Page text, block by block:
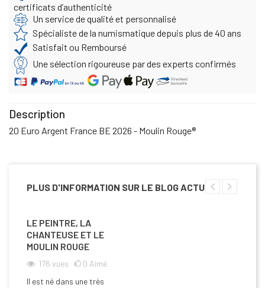
certificats d’authenticité
Un service de qualité et personnalisé
Spécialiste de la numismatique depuis plus de 40 ans
Satisfait ou Remboursé
Une sélection rigoureuse par des experts confirmés
Description
20 Euro Argent France BE 2026 - Moulin Rouge®
PLUS D'INFORMATION SUR LE BLOG ACTU
LE PEINTRE, LA
CHANTEUSE ET LE
MOULIN ROUGE
176 vues 0 Aimé
Il est né dans une très